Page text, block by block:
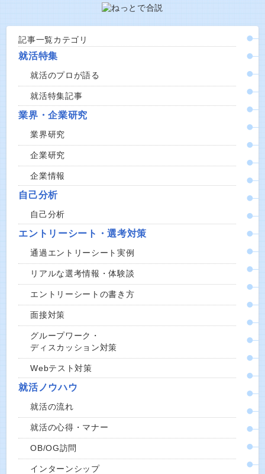
記事一覧カテゴリ
就活特集
就活のプロが語る
就活特集記事
業界・企業研究
業界研究
企業研究
企業情報
自己分析
自己分析
エントリーシート・選考対策
通過エントリーシート実例
リアルな選考情報・体験談
エントリーシートの書き方
面接対策
グループワーク・
ディスカッション対策
Webテスト対策
就活ノウハウ
就活の流れ
就活の心得・マナー
OB/OG訪問
インターンシップ